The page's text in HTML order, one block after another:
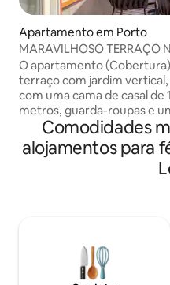
Apartamento em Porto
MARAVILHOSO TERRAÇO
O apartamento
terraço com jardim
com uma cama de casal de
metros, guarda-roupas e
sala de estar com sofá, TV
cabo e Netflix, sistema de
bluetooth Rotel e frigobar
gratuitas disponíveis para
incluindo bidê e chuveiro,
cabelo e comodidades (gel
xampu e creme corporal),
Comodidades
alojamentos para